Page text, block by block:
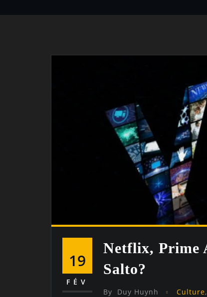
19
FÉV
Netflix, Prime
Salto?
By Duy Huynh Culture